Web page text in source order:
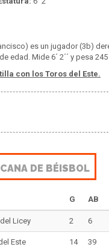
es un jugador (3b)
edad. Mide 6´ 2´´ y pesa 245
con los Toros del Este.
DE BÉISBOL
G AB
Licey 2 6
Este 14 39